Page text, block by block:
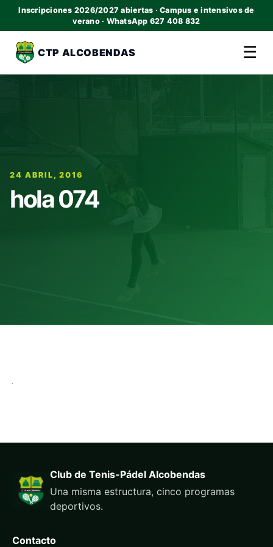
Inscripciones 2026/2027 abiertas · Campus e intensivos de
verano · WhatsApp 627 408 832
CTP ALCOBENDAS ☰
24 ABRIL, 2016
hola 074
Club de Tenis-Pádel Alcobendas
Una misma estructura, cinco programas
deportivos.
Contacto